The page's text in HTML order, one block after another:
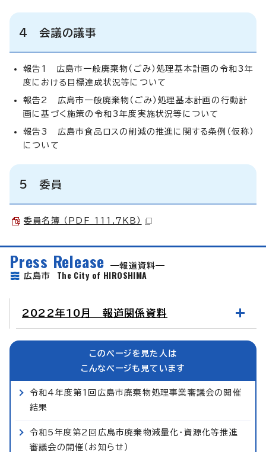
4 会議の議事
報告1 広島市一般廃棄物（ごみ）処理基本計画の令和3年
度における目標達成状況等について
報告2 広島市一般廃棄物（ごみ）処理基本計画の行動計
画に基づく施策の令和3年度実施状況等について
報告3 広島市食品ロスの削減の推進に関する条例（仮称）
について
5 委員
委員名簿 （PDF 111.7KB）
Press Release
報道資料
広島市 The City of HIROSHIMA
2022年10月 報道関係資料
このページを見た人は
こんなページも見ています
令和4年度第1回広島市廃棄物処理事業審議会の開催
結果
令和5年度第2回広島市廃棄物減量化・資源化等推進
審議会の開催（お知らせ）